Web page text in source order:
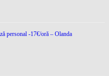
personal -17€/oră – Olanda